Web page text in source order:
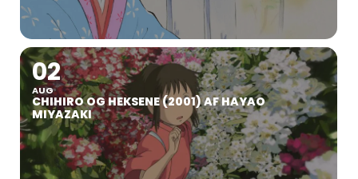
02
AUG
CHIHIRO OG HEKSENE (2001) AF HAYAO
MIYAZAKI